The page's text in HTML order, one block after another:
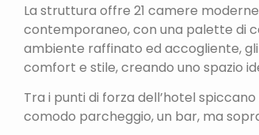
La struttura offre 21 camere
contemporaneo, con una palette di
ambiente raffinato ed accogliente,
comfort e stile, creando uno spazio
Tra i punti di forza dell’hotel
comodo parcheggio, un bar, ma